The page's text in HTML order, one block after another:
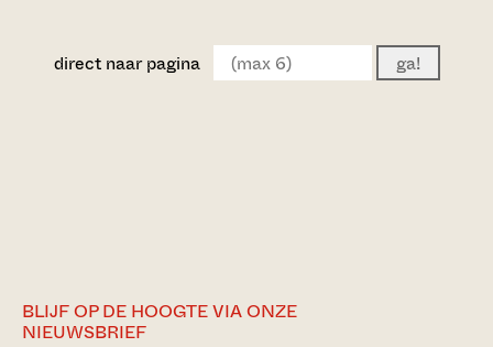
direct naar pagina ga!
BLIJF OP DE HOOGTE VIA ONZE
NIEUWSBRIEF